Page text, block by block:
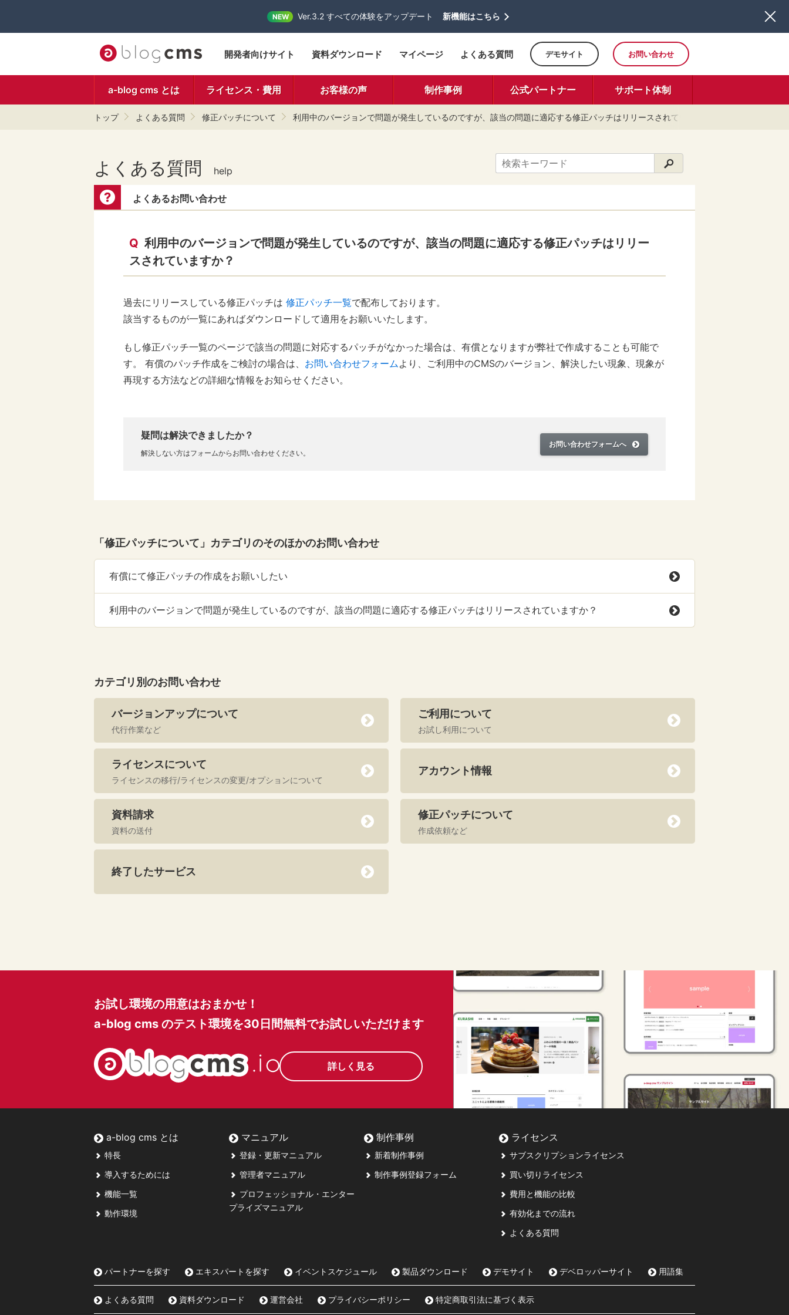
NEW Ver.3.2 すべての体験をアップデート 新機能はこちら
開発者向けサイト 資料ダウンロード マイページ よくある質問 デモサイト お問い合わせ
a-blog cms とは ライセンス・費用 お客様の声 制作事例 公式パートナー サポート体制
トップ よくある質問 修正パッチについて 利用中のバージョンで問題が発生しているのですが、該当の問題に適応する修正パッチはリリースされていますか？
よくある質問 help
よくあるお問い合わせ
Q 利用中のバージョンで問題が発生しているのですが、該当の問題に適応する修正パッチはリリー
スされていますか？
過去にリリースしている修正パッチは 修正パッチ一覧で配布しております。
該当するものが一覧にあればダウンロードして適用をお願いいたします。
もし修正パッチ一覧のページで該当の問題に対応するパッチがなかった場合は、有償となりますが弊社で作成することも可能で
す。 有償のパッチ作成をご検討の場合は、 お問い合わせフォームより、ご利用中のCMSのバージョン、解決したい現象、現象が
再現する方法などの詳細な情報をお知らせください。
疑問は解決できましたか？
解決しない方はフォームからお問い合わせください。
お問い合わせフォームへ
「修正パッチについて」カテゴリのそのほかのお問い合わせ
有償にて修正パッチの作成をお願いしたい
利用中のバージョンで問題が発生しているのですが、該当の問題に適応する修正パッチはリリースされていますか？
カテゴリ別のお問い合わせ
バージョンアップについて
代行作業など
ご利用について
お試し利用について
ライセンスについて
ライセンスの移行/ライセンスの変更/オプションについて
アカウント情報
資料請求
資料の送付
修正パッチについて
作成依頼など
終了したサービス
お試し環境の用意はおまかせ！
a-blog cms のテスト環境を30日間無料でお試しいただけます
詳しく見る
a-blog cms とは
特長
導入するためには
機能一覧
動作環境
マニュアル
登録・更新マニュアル
管理者マニュアル
プロフェッショナル・エンター
プライズマニュアル
制作事例
新着制作事例
制作事例登録フォーム
ライセンス
サブスクリプションライセンス
買い切りライセンス
費用と機能の比較
有効化までの流れ
よくある質問
パートナーを探す エキスパートを探す イベントスケジュール 製品ダウンロード デモサイト デベロッパーサイト 用語集
よくある質問 資料ダウンロード 運営会社 プライバシーポリシー 特定商取引法に基づく表示